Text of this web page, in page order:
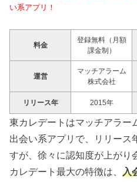
い系アプリ！
料金
登録無料（月額
課金制）
運営
マッチアラーム
株式会社
リリース年 2015年
東カレデートはマッチアラー
出会い系アプリで、リリース
すが、徐々に認知度が上がり
カレデート最大の特徴は、入